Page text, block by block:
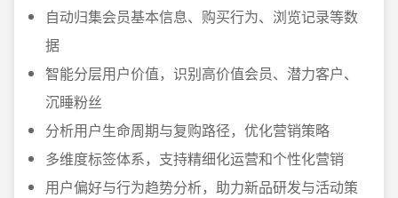
自动归集会员基本信息、购买行为、浏览记录等数
据
智能分层用户价值，识别高价值会员、潜力客户、
沉睡粉丝
分析用户生命周期与复购路径，优化营销策略
多维度标签体系，支持精细化运营和个性化营销
用户偏好与行为趋势分析，助力新品研发与活动策